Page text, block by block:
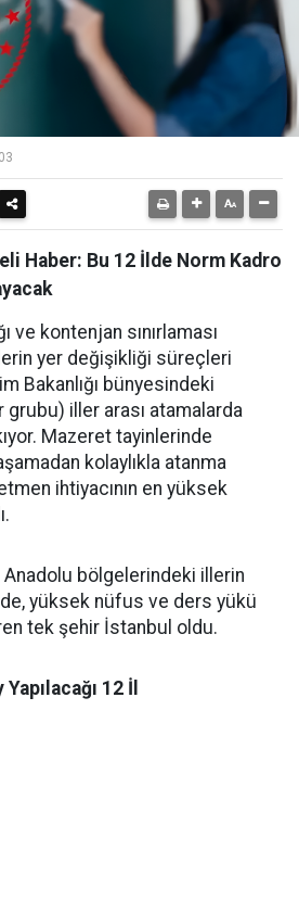
Haber: Bu 12 İlde Norm Kadro
ve kontenjan sınırlaması
yer değişikliği süreçleri
Bakanlığı bünyesindeki
grubu) iller arası atamalarda
Mazeret tayinlerinde
kolaylıkla atanma
ihtiyacının en yüksek
bölgelerindeki illerin
yüksek nüfus ve ders yükü
tek şehir İstanbul oldu.
12 İl